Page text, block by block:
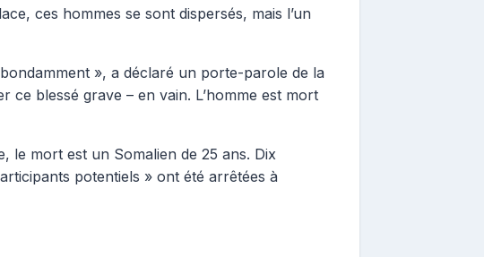
ces hommes se sont dispersés, mais l’un
», a déclaré un porte-parole de la
ce blessé grave – en vain. L’homme est mort
le mort est un Somalien de 25 ans. Dix
potentiels » ont été arrêtées à